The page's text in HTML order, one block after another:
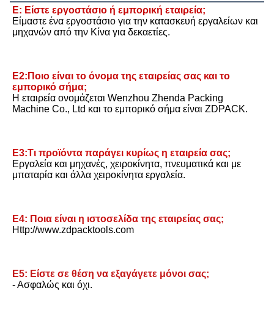
Ε: Είστε εργοστάσιο ή εμπορική εταιρεία;
Είμαστε ένα εργοστάσιο για την κατασκευή εργαλείων και
μηχανών από την Κίνα για δεκαετίες.
Ε2:Ποιο είναι το όνομα της εταιρείας σας και το
εμπορικό σήμα;
Η εταιρεία ονομάζεται Wenzhou Zhenda Packing
Machine Co., Ltd και το εμπορικό σήμα είναι ZDPACK.
Ε3:Τι προϊόντα παράγει κυρίως η εταιρεία σας;
Εργαλεία και μηχανές, χειροκίνητα, πνευματικά και με
μπαταρία και άλλα χειροκίνητα εργαλεία.
Ε4: Ποια είναι η ιστοσελίδα της εταιρείας σας;
Http://www.zdpacktools.com
Ε5: Είστε σε θέση να εξαγάγετε μόνοι σας;
- Ασφαλώς και όχι.